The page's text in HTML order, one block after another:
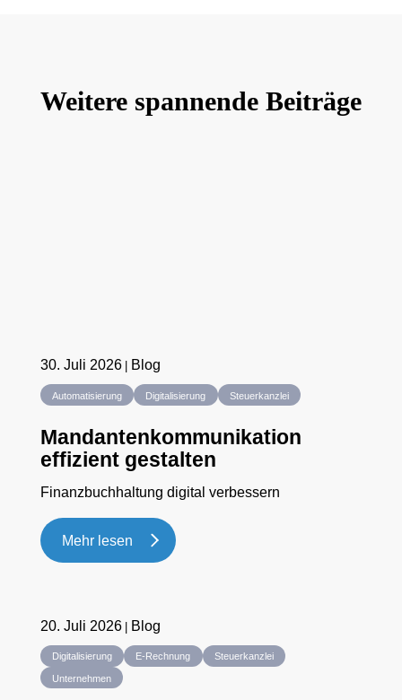
Weitere spannende Beiträge
30. Juli 2026 Blog
Automatisierung Digitalisierung Steuerkanzlei
Mandantenkommunikation
effizient gestalten
Finanzbuchhaltung digital verbessern
Mehr lesen
20. Juli 2026 Blog
Digitalisierung E-Rechnung Steuerkanzlei
Unternehmen